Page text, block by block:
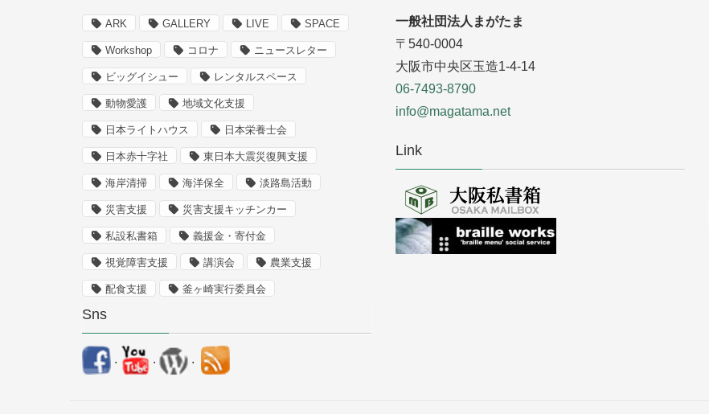
ARK GALLERY LIVE SPACE
Workshop コロナ ニュースレター
ビッグイシュー レンタルスペース
動物愛護 地域文化支援
日本ライトハウス 日本栄養士会
日本赤十字社 東日本大震災復興支援
海岸清掃 海洋保全 淡路島活動
災害支援 災害支援キッチンカー
私設私書箱 義援金・寄付金
視覚障害支援 講演会 農業支援
配食支援 釜ヶ崎実行委員会
Sns
. . .
一般社団法人まがたま
〒540-0004
大阪市中央区玉造1-4-14
06-7493-8790
info@magatama.net
Link